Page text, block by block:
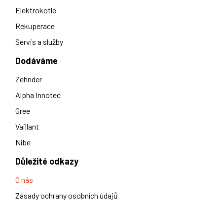
Elektrokotle
Rekuperace
Servis a služby
Dodáváme
Zehnder
Alpha Innotec
Gree
Vaillant
Nibe
Důležité odkazy
O nás
Zásady ochrany osobních údajů